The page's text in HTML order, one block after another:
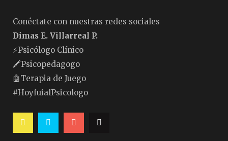
Conéctate con nuestras redes sociales
Dimas E. Villarreal P.
⚡️Psicólogo Clínico
🖍Psicopedagogo
🤖Terapia de Juego
#HoyfuialPsicologo